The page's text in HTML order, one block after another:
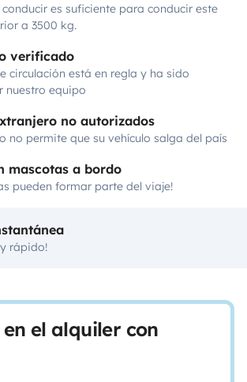
conducir es suficiente para conducir este
a 3500 kg.
verificado
circulación está en regla y ha sido
nuestro equipo
no autorizados
no permite que su vehículo salga del país
mascotas a bordo
pueden formar parte del viaje!
y rápido!
el alquiler con